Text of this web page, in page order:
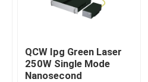
QCW Ipg Green Laser
250W Single Mode
Nanosecond